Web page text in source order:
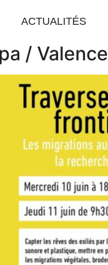
ACTUALITÉS
/ Valence